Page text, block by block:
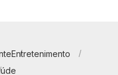
Entretenimento